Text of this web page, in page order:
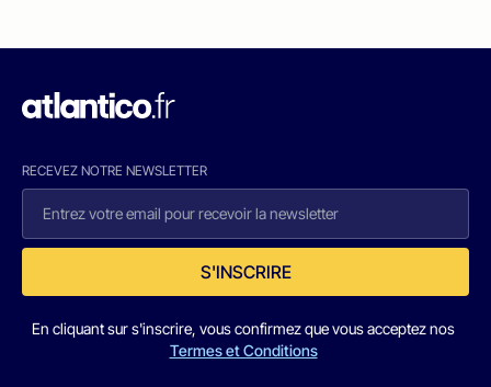
RECEVEZ NOTRE NEWSLETTER
S'INSCRIRE
En cliquant sur s'inscrire, vous confirmez que vous acceptez nos
Termes et Conditions